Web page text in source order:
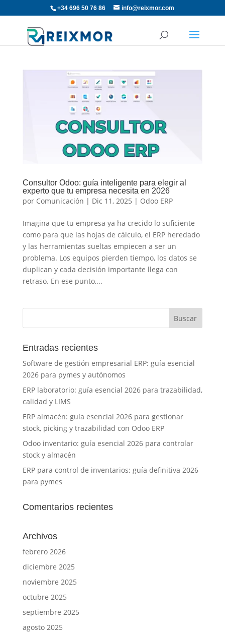
+34 696 50 76 86 info@reixmor.com
Consultor Odoo: guía inteligente para elegir al
experto que tu empresa necesita en 2026
por Comunicación | Dic 11, 2025 | Odoo ERP
Imagina que tu empresa ya ha crecido lo suficiente
como para que las hojas de cálculo, el ERP heredado
y las herramientas sueltas empiecen a ser un
problema. Los equipos pierden tiempo, los datos se
duplican y cada decisión importante llega con
retraso. En ese punto,...
Entradas recientes
Software de gestión empresarial ERP: guía esencial
2026 para pymes y autónomos
ERP laboratorio: guía esencial 2026 para trazabilidad,
calidad y LIMS
ERP almacén: guía esencial 2026 para gestionar
stock, picking y trazabilidad con Odoo ERP
Odoo inventario: guía esencial 2026 para controlar
stock y almacén
ERP para control de inventarios: guía definitiva 2026
para pymes
Comentarios recientes
Archivos
febrero 2026
diciembre 2025
noviembre 2025
octubre 2025
septiembre 2025
agosto 2025